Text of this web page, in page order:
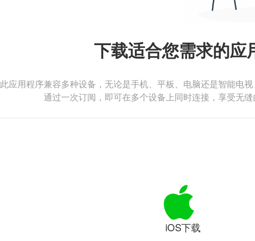
下载适合您需求的应
此应用程序兼容多种设备，无论是手机、平板、电脑还是智能电视
通过一次订阅，即可在多个设备上同时连接，享受无缝
iOS下载